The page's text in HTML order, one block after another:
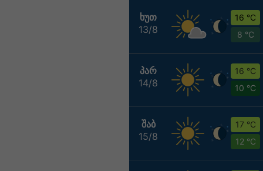
ᲮᲣᲗ
13/8
16 °C
8 °C
ᲞᲐᲠ
14/8
16 °C
10 °C
ᲨᲐᲑ
15/8
17 °C
12 °C